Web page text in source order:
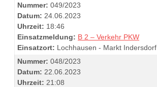
Nummer: 049/2023
Datum: 24.06.2023
Uhrzeit: 18:46
Einsatzmeldung: B 2 – Verkehr PKW
Einsatzort: Lochhausen - Markt Indersdorf
Nummer: 048/2023
Datum: 22.06.2023
Uhrzeit: 21:08